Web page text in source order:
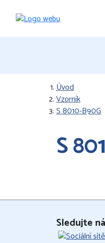
Úvod
Vzorník
S 8010-B90G
S
Sledujte